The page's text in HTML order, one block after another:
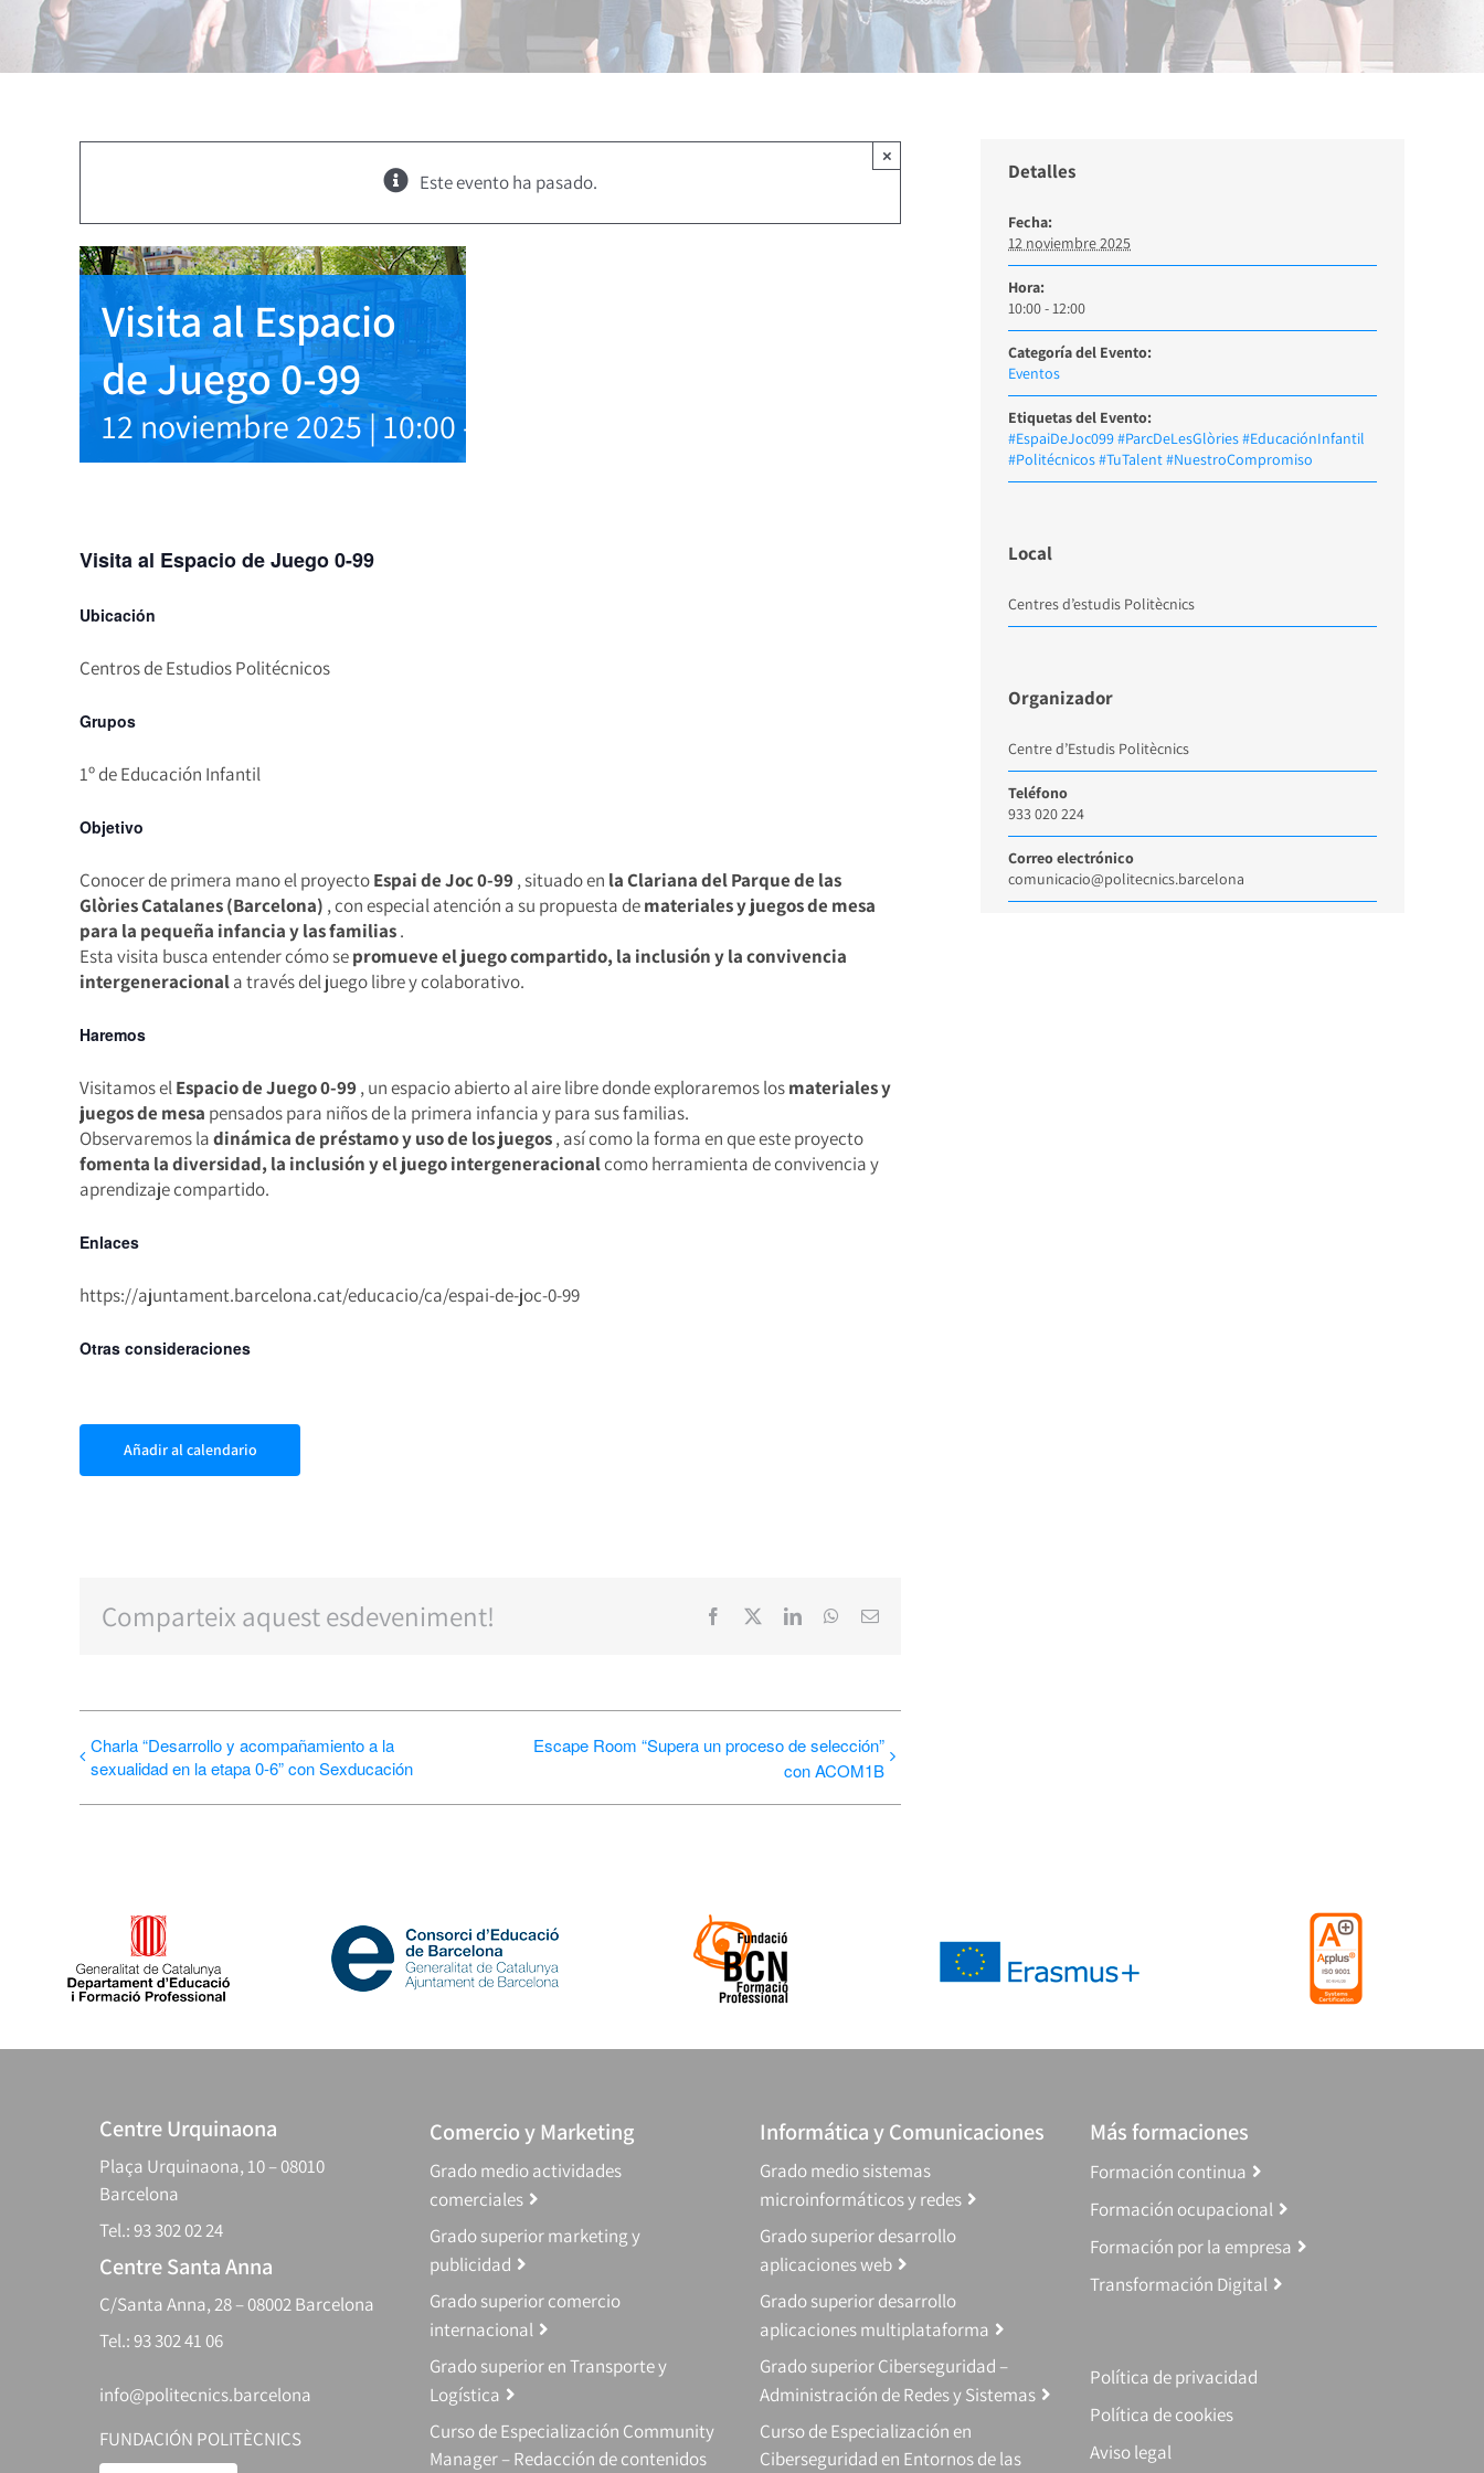
Este evento ha pasado.
×
Visita al Espacio
de Juego 0-99
12 noviembre 2025 | 10:00 -
Visita al Espacio de Juego 0-99
Ubicación
Centros de Estudios Politécnicos
Grupos
1º de Educación Infantil
Objetivo
Conocer de primera mano el proyectoEspai de Joc 0-99, situado en la Clariana del Parque de las
Glòries Catalanes (Barcelona) , con especial atención a su propuesta demateriales y juegos de mesa
para la pequeña infancia y las familias.
Esta visita busca entender cómo sepromueve el juego compartido, la inclusión y la convivencia
intergeneracionala través del juego libre y colaborativo.
Haremos
Visitamos elEspacio de Juego 0-99, un espacio abierto al aire libre donde exploraremos losmateriales y
juegos de mesa pensados ​​para niños de la primera infancia y para sus familias.
Observaremos ladinámica de préstamo y uso de los juegos, así como la forma en que este proyecto
fomenta la diversidad, la inclusión y el juego intergeneracionalcomo herramienta de convivencia y
aprendizaje compartido.
Enlaces
https://ajuntament.barcelona.cat/educacio/ca/espai-de-joc-0-99
Otras consideraciones
Añadir al calendario
Comparteix aquest esdeveniment! Facebook LinkedInWhatsApp
Correo
Charla “Desarrollo y acompañamiento a la
sexualidad en la etapa 0-6” con Sexducación
Escape Room “Supera un proceso de selección”
con ACOM1B
Detalles
Fecha:
12 noviembre 2025
Hora:
10:00 - 12:00
Categoría del Evento:
Eventos
Etiquetas del Evento:
#EspaiDeJoc099 #ParcDeLesGlòries #EducaciónInfantil
#Politécnicos #TuTalent #NuestroCompromiso
Local
Centres d’estudis Politècnics
Organizador
Centre d’Estudis Politècnics
Teléfono
933 020 224
Correo electrónico
comunicacio@politecnics.barcelona
Centre Urquinaona
Plaça Urquinaona, 10 – 08010
Barcelona
Tel.: 93 302 02 24
Centre Santa Anna
C/Santa Anna, 28 – 08002 Barcelona
Tel.: 93 302 41 06
info@politecnics.barcelona
FUNDACIÓN POLITÈCNICS
Comercio y Marketing
Grado medio actividades
comerciales
Grado superior marketing y
publicidad
Grado superior comercio
internacional
Grado superior en Transporte y
Logística
Curso de Especialización Community
Manager – Redacción de contenidos
Informática y Comunicaciones
Grado medio sistemas
microinformáticos y redes
Grado superior desarrollo
aplicaciones web
Grado superior desarrollo
aplicaciones multiplataforma
Grado superior Ciberseguridad –
Administración de Redes y Sistemas
Curso de Especialización en
Ciberseguridad en Entornos de las
Más formaciones
Formación continua
Formación ocupacional
Formación por la empresa
Transformación Digital
Política de privacidad
Política de cookies
Aviso legal